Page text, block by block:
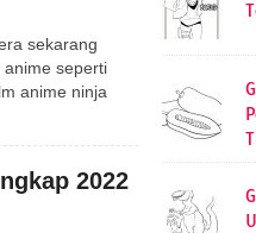
sekarang
seperti
anime ninja
2022